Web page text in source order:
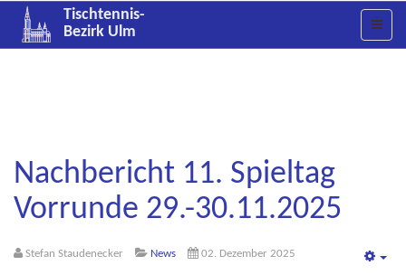
Tischtennis-
Bezirk Ulm
Nachbericht 11. Spieltag
Vorrunde 29.-30.11.2025
Stefan Staudenecker News 02. Dezember 2025